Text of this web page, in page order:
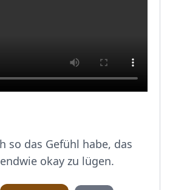
so das Gefühl habe, das
okay zu lügen.